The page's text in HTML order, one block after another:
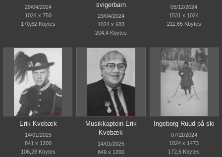
29/04/2024
1024 x 750
170,62 Kbytes
svigerbarn
29/04/2024
1024 x 683
204,4 Kbytes
05/12/2024
1531 x 1024
211,65 Kbytes
Erik Kvebæk
14/01/2025
841 x 1200
106,28 Kbytes
Musikkaptein Erik
Kvebæk
14/01/2025
849 x 1200
Ingeborg Ruud på ski
07/11/2024
1024 x 1473
172,6 Kbytes